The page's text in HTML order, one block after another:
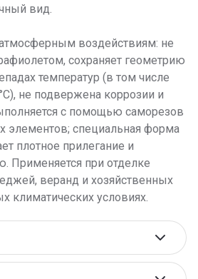
вид.
воздействиям: не
сохраняет геометрию
температур (в том числе
не подвержена коррозии и
с помощью саморезов
элементов; специальная форма
плотное прилегание и
Применяется при отделке
веранд и хозяйственных
климатических условиях.